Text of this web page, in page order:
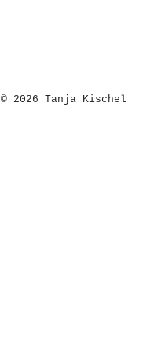
© 2026 Tanja Kischel